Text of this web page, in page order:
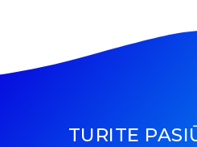
TURITE